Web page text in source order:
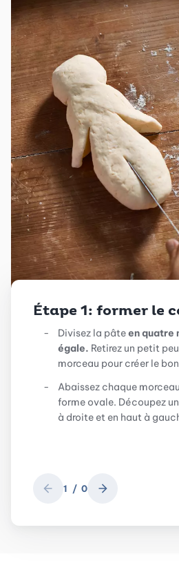
Étape 1: former le corps
Étape 2: inciser
Étape 3: décorer
Étape 4: nappage
Étape 1: former le
Divisez la pâteen quatre
égale. Retirez un petit
morceau pour créer le
Abaissez chaque
forme ovale. Découpez
à droite et en haut à
Retour
1 / 0 Suivant